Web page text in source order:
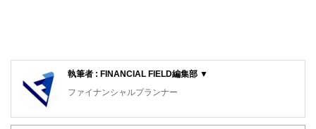
執筆者 : FINANCIAL FIELD編集部 ▼
ファイナンシャルプランナー
FinancialField編集部は、金融、経済に関する記事を、日々